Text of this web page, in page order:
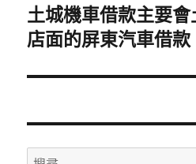
下
一
文
土城機車借款主要
店面的屏東汽車借款
搜